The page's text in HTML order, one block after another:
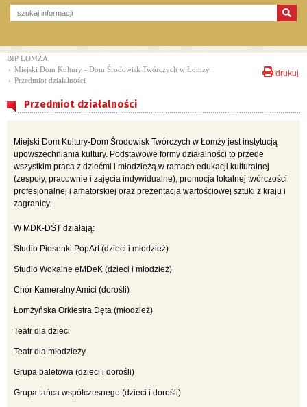
drukuj
BIP ŁOMŻA
› Miejski Dom Kultury - Dom Środowisk Twórczych w Łomży
› Przedmiot działalności
Przedmiot działalności
Miejski Dom Kultury-Dom Środowisk Twórczych w Łomży jest instytucją
upowszechniania kultury. Podstawowe formy działalności to przede
wszystkim praca z dziećmi i młodzieżą w ramach edukacji kulturalnej
(zespoły, pracownie i zajęcia indywidualne), promocja lokalnej twórczości
profesjonalnej i amatorskiej oraz prezentacja wartościowej sztuki z kraju i
zagranicy.
W MDK-DŚT działają:
Studio Piosenki PopArt (dzieci i młodzież)
Studio Wokalne eMDeK (dzieci i młodzież)
Chór Kameralny Amici (dorośli)
Łomżyńska Orkiestra Dęta (młodzież)
Teatr dla dzieci
Teatr dla młodzieży
Grupa baletowa (dzieci i dorośli)
Grupa tańca współczesnego (dzieci i dorośli)